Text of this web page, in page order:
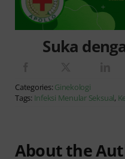
Suka
Categories: Ginekologi
Tags: Infeksi Menular Seksual,
About the